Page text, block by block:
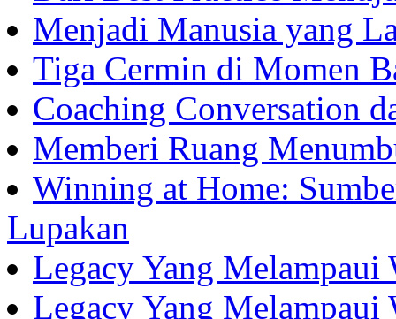
Menjadi Manusia yang
Tiga Cermin di Momen
Coaching Conversation
Memberi Ruang
Winning at Home:
Lupakan
Legacy Yang Melampaui
Legacy Yang Melampaui